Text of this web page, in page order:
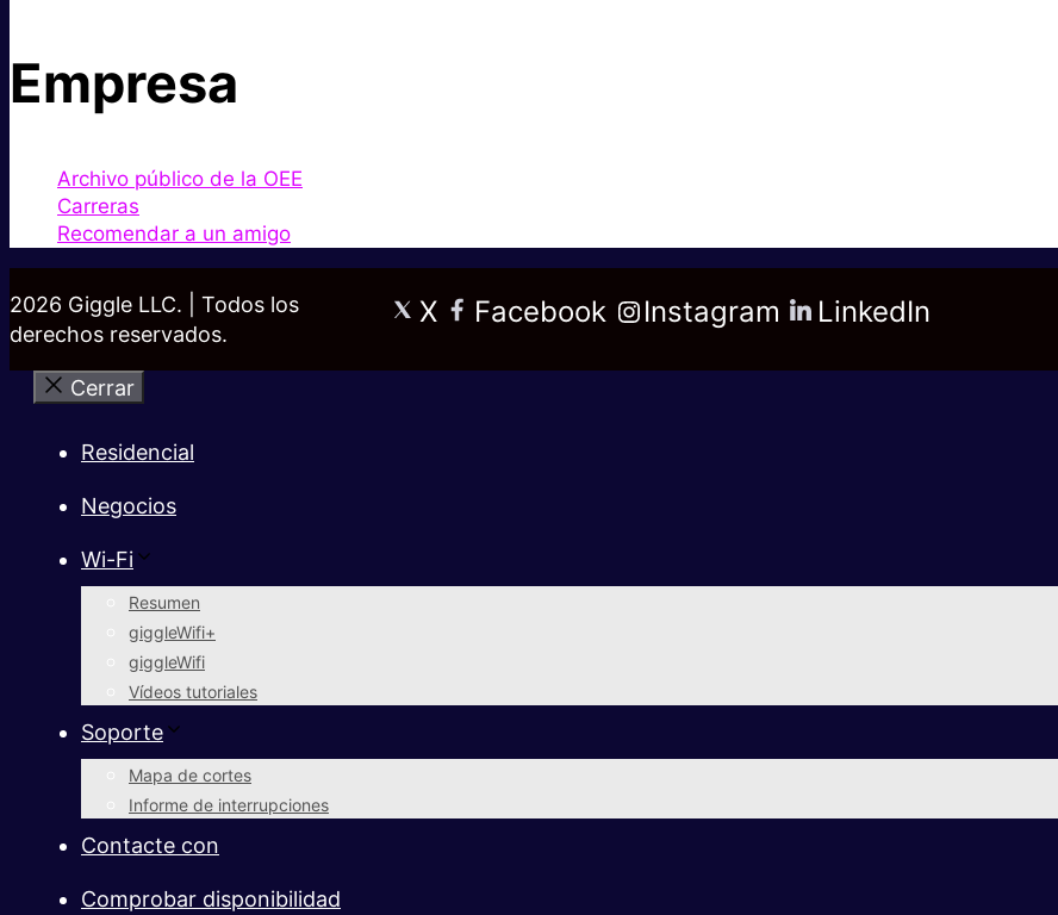
Empresa
Archivo público de la OEE
Carreras
Recomendar a un amigo
2026 Giggle LLC. | Todos los
derechos reservados.
X Facebook Instagram LinkedIn
Cerrar
Residencial
Negocios
Wi-Fi
Resumen
giggleWifi+
giggleWifi
Vídeos tutoriales
Soporte
Mapa de cortes
Informe de interrupciones
Contacte con
Comprobar disponibilidad